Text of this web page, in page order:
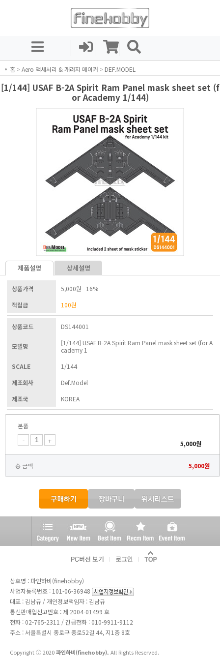
홈 >Aero 액세서리 & 개러지 메이커 > DEF.MODEL
[1/144] USAF B-2A Spirit Ram Panel mask sheet set (f
or Academy 1/144)
제품설명 상세설명
상품가격
5,000원 16%
적립금
100원
상품코드 DS144001
모델명
[1/144] USAF B-2A Spirit Ram Panel mask sheet set (for A
cademy 1
SCALE
1/144
제조회사
Def.Model
제조국
KOREA
본품
-
+ 5,000원
총 금액 5,000원
상호명 : 파인하비(finehobby)
사업자등록번호 : 101-06-36948
대표 : 김남규 / 개인정보책임자 : 김남규
통신판매업신고번호 : 제 2004-01499 호
전화 : 02-765-2311 / 긴급전화 : 010-9911-9112
주소 : 서울특별시 종로구 종로52길 44, 지1층 8호
Copyright ⓒ 2020파인하비(finehobby). All Rights Reserved.